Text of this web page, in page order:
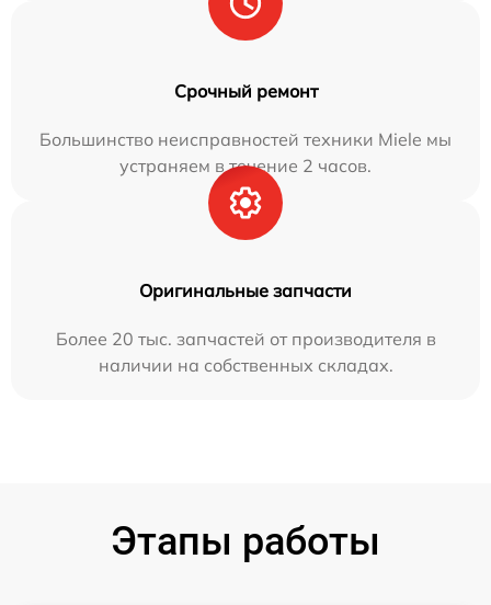
Срочный ремонт
Большинство неисправностей техники Miele мы
устраняем в течение 2 часов.
Оригинальные запчасти
Более 20 тыс. запчастей от производителя в
наличии на собственных складах.
Этапы работы